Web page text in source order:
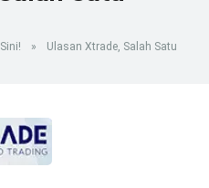
»
Ulasan Xtrade, Salah Satu